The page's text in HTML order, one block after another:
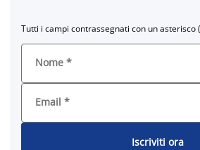
Tutti i campi contrassegnati con un asterisco
Nome *
Email *
Iscriviti ora